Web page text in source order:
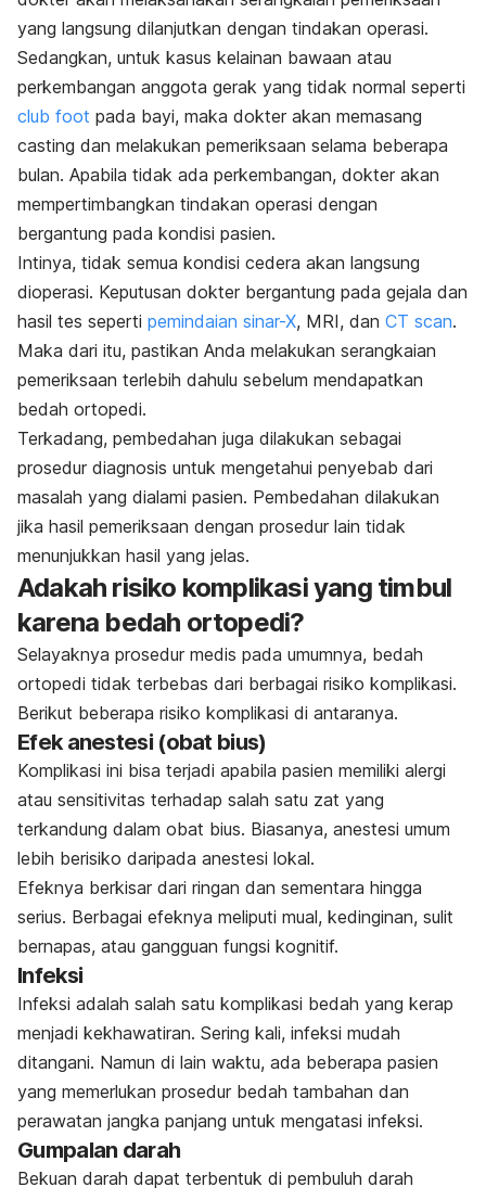
yang langsung dilanjutkan dengan tindakan operasi.
Sedangkan, untuk kasus kelainan bawaan atau
perkembangan anggota gerak yang tidak normal seperti
club foot pada bayi, maka dokter akan memasang
casting dan melakukan pemeriksaan selama beberapa
bulan. Apabila tidak ada perkembangan, dokter akan
mempertimbangkan tindakan operasi dengan
bergantung pada kondisi pasien.
Intinya, tidak semua kondisi cedera akan langsung
dioperasi. Keputusan dokter bergantung pada gejala dan
hasil tes seperti pemindaian sinar-X, MRI, dan CT scan.
Maka dari itu, pastikan Anda melakukan serangkaian
pemeriksaan terlebih dahulu sebelum mendapatkan
bedah ortopedi.
Terkadang, pembedahan juga dilakukan sebagai
prosedur diagnosis untuk mengetahui penyebab dari
masalah yang dialami pasien. Pembedahan dilakukan
jika hasil pemeriksaan dengan prosedur lain tidak
menunjukkan hasil yang jelas.
Adakah risiko komplikasi yang timbul
karena bedah ortopedi?
Selayaknya prosedur medis pada umumnya, bedah
ortopedi tidak terbebas dari berbagai risiko komplikasi.
Berikut beberapa risiko komplikasi di antaranya.
Efek anestesi (obat bius)
Komplikasi ini bisa terjadi apabila pasien memiliki alergi
atau sensitivitas terhadap salah satu zat yang
terkandung dalam obat bius. Biasanya, anestesi umum
lebih berisiko daripada anestesi lokal.
Efeknya berkisar dari ringan dan sementara hingga
serius. Berbagai efeknya meliputi mual, kedinginan, sulit
bernapas, atau gangguan fungsi kognitif.
Infeksi
Infeksi adalah salah satu komplikasi bedah yang kerap
menjadi kekhawatiran. Sering kali, infeksi mudah
ditangani. Namun di lain waktu, ada beberapa pasien
yang memerlukan prosedur bedah tambahan dan
perawatan jangka panjang untuk mengatasi infeksi.
Gumpalan darah
Bekuan darah dapat terbentuk di pembuluh darah